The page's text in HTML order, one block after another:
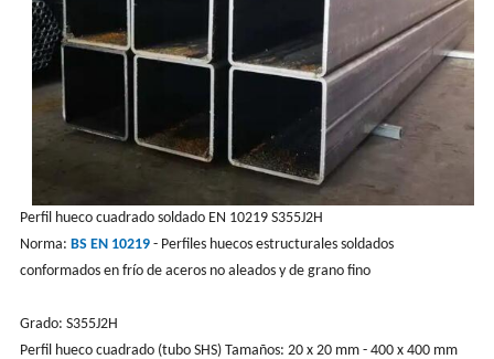
Perfil hueco cuadrado soldado EN 10219 S355J2H
Norma: BS EN 10219- Perfiles huecos estructurales soldados
conformados en frío de aceros no aleados y de grano fino
Grado: S355J2H
Perfil hueco cuadrado (tubo SHS) Tamaños: 20 x 20 mm - 400 x 400 mm